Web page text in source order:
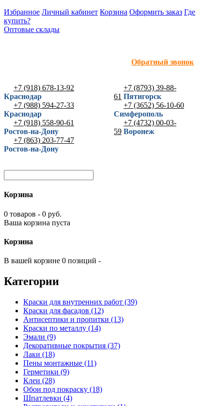
Избранное Личный кабинет Корзина Оформить заказ Где
купить?
Оптовые склады
Обратный звонок
+7 (918) 678-13-92
Краснодар
+7 (988) 594-27-33
Краснодар
+7 (918) 558-90-61
Ростов-на-Дону
+7 (863) 203-77-47
Ростов-на-Дону
+7 (8793) 39-88-
61 Пятигорск
+7 (3652) 56-10-60
Симферополь
+7 (4732) 00-03-
59 Воронеж
Корзина
0 товаров - 0 руб.
Ваша корзина пуста
Корзина
В вашей корзине 0 позиций -
Категории
Краски для внутренних работ (39)
Краски для фасадов (12)
Антисептики и пропитки (13)
Краски по металлу (14)
Эмали (9)
Декоративные покрытия (37)
Лаки (18)
Пены монтажные (11)
Герметики (9)
Клеи (28)
Обои под покраску (18)
Шпатлевки (4)